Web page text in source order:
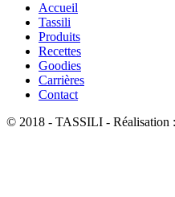
Accueil
Tassili
Produits
Recettes
Goodies
Carrières
Contact
© 2018 - TASSILI - Réalisation :